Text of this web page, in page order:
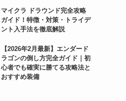
マイクラ ドラウンド完全攻略
ガイド！特徴・対策・トライデ
ント入手法を徹底解説
【2026年2月最新】エンダード
ラゴンの倒し方完全ガイド｜初
心者でも確実に勝てる攻略法と
おすすめ装備